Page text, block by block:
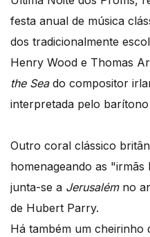
festa anual de música
dos tradicionalmente
Henry Wood e Thomas
the Seado compositor
interpretada pelo
Outro coral clássico
homenageando as
junta-se a Jerusalém no
de Hubert Parry.
Há também um cheirinho